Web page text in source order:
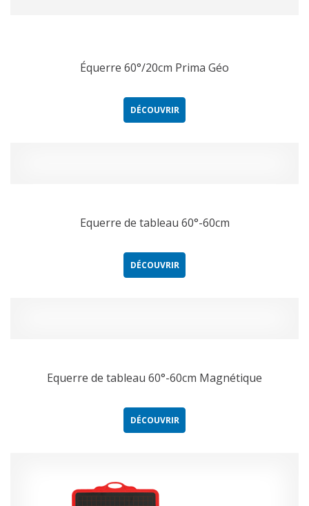
Équerre 60°/20cm Prima Géo
DÉCOUVRIR
Equerre de tableau 60°-60cm
DÉCOUVRIR
Equerre de tableau 60°-60cm Magnétique
DÉCOUVRIR